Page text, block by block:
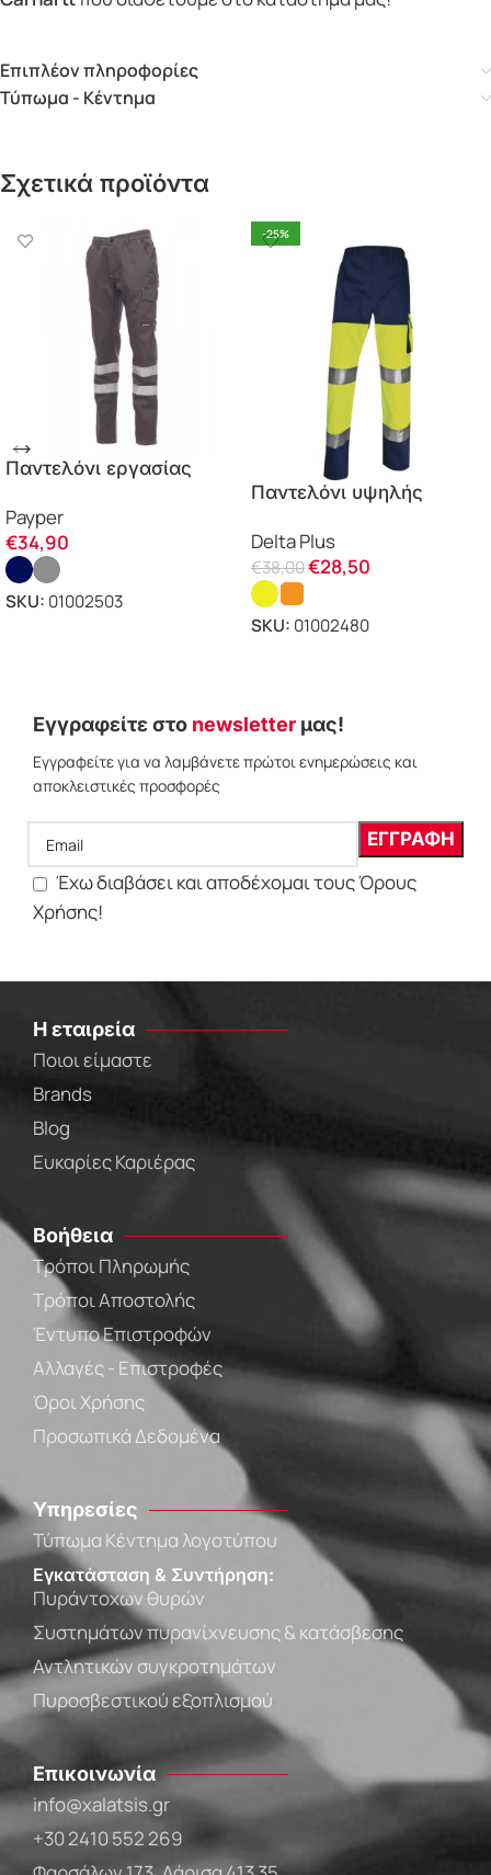
Επιπλέον πληροφορίες
Τύπωμα - Κέντημα
Σχετικά προϊόντα
Παντελόνι εργασίας
Payper
€34,90
SKU: 01002503
-25%
Παντελόνι υψηλής
Plus
Delta Plus
€38,00€28,50
SKU: 01002480
Εγγραφείτε στο newsletter μας!
Εγγραφείτε για να λαμβάνετε πρώτοι ενημερώσεις και
αποκλειστικές προσφορές
Έχω διαβάσει και αποδέχομαι τους Όρους
Χρήσης!
Η εταιρεία
Ποιοι είμαστε
Brands
Blog
Ευκαρίες Καριέρας
Βοήθεια
Τρόποι Πληρωμής
Τρόποι Αποστολής
Έντυπο Επιστροφών
Αλλαγές - Επιστροφές
Όροι Χρήσης
Προσωπικά Δεδομένα
Υπηρεσίες
Τύπωμα Κέντημα λογοτύπου
Εγκατάσταση & Συντήρηση:
Πυράντοχων θυρών
Συστημάτων πυρανίχνευσης & κατάσβεσης
Αντλητικών συγκροτημάτων
Πυροσβεστικού εξοπλισμού
Επικοινωνία
info@xalatsis.gr
+30 2410 552 269